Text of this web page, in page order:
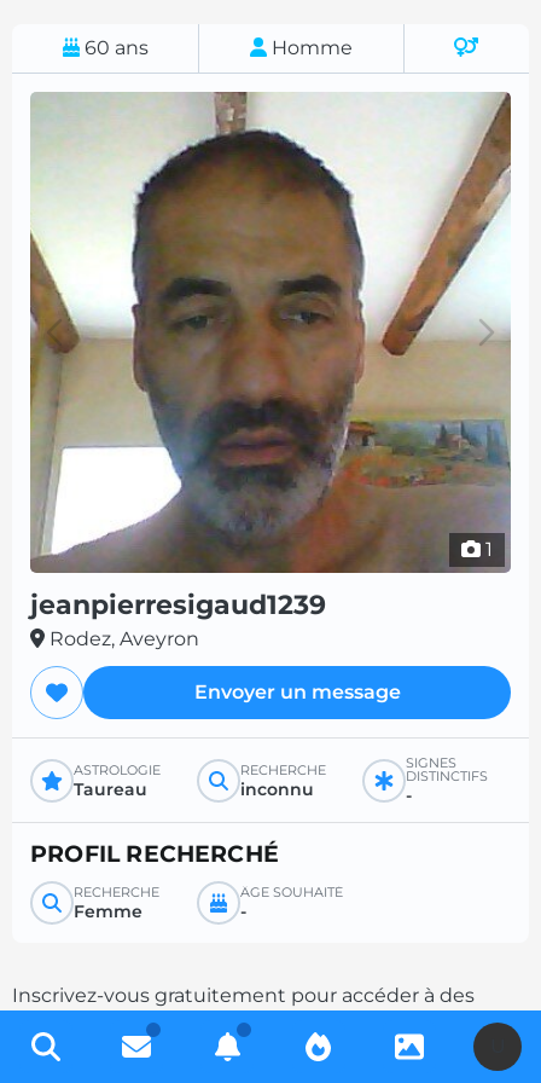
60 ans Homme
1
jeanpierresigaud1239
Rodez, Aveyron
Envoyer un message
ASTROLOGIE
Taureau
RECHERCHE
inconnu
SIGNES
DISTINCTIFS
-
PROFIL RECHERCHÉ
RECHERCHE
Femme
ÂGE SOUHAITÉ
-
Inscrivez-vous gratuitement pour accéder à des
milliers de profils et multipliez les chances de
contacts en complétant votre description.